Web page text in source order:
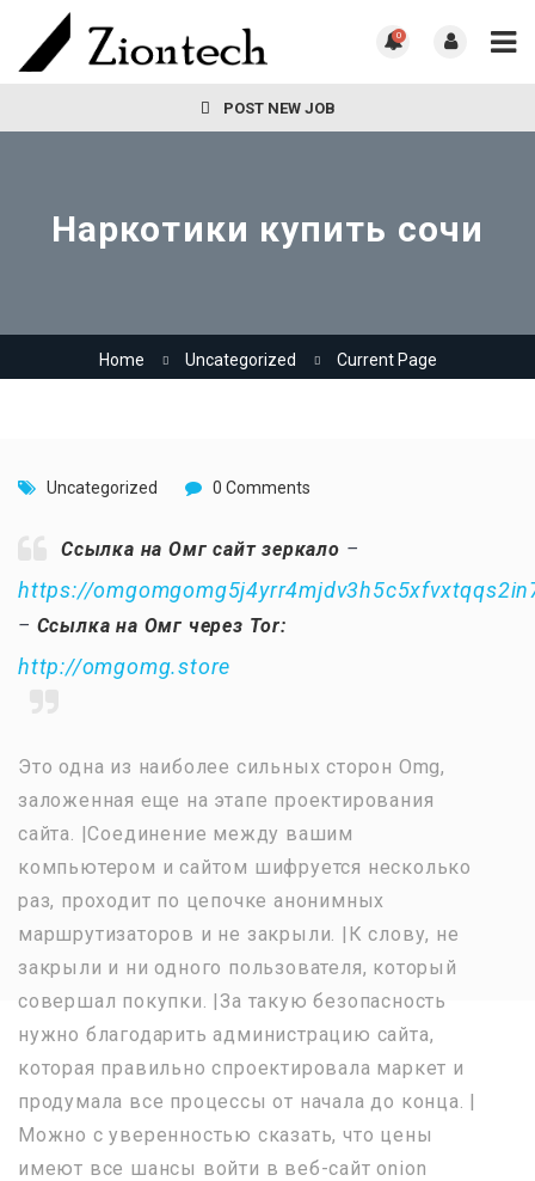
0
POST NEW JOB
Наркотики купить сочи
Home Uncategorized Current Page
Uncategorized 0 Comments
Ссылка на Омг сайт зеркало –
https://
– Ссылка на Омг через Tor:
http://omgomg.store
Это одна из наиболее сильных сторон Omg,
заложенная еще на этапе проектирования
сайта. |Соединение между вашим
компьютером и сайтом шифруется несколько
раз, проходит по цепочке анонимных
маршрутизаторов и не закрыли. |К слову, не
закрыли и ни одного пользователя, который
совершал покупки. |За такую безопасность
нужно благодарить администрацию сайта,
которая правильно спроектировала маркет и
продумала все процессы от начала до конца. |
Можно с уверенностью сказать, что цены
имеют все шансы войти в веб-сайт onion